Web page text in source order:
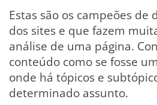
Estas são os campeões de
dos sites e que fazem
análise de uma página.
conteúdo como se fosse
onde há tópicos e
determinado assunto.